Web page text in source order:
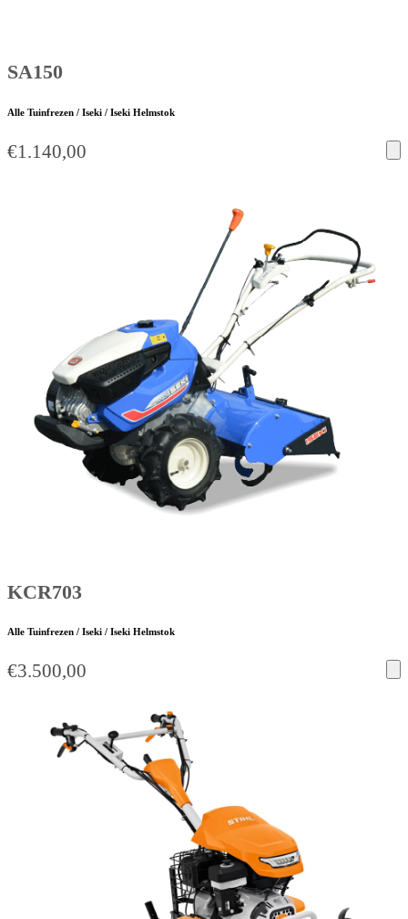
SA150
Alle Tuinfrezen / Iseki / Iseki Helmstok
€1.140,00
KCR703
Alle Tuinfrezen / Iseki / Iseki Helmstok
€3.500,00